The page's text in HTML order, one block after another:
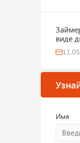
виде
Имя